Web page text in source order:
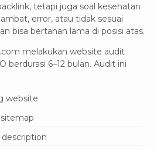
tetapi juga soal kesehatan
error, atau tidak sesuai
bisa bertahan lama di posisi atas.
melakukan website audit
berdurasi 6–12 bulan. Audit ini
website